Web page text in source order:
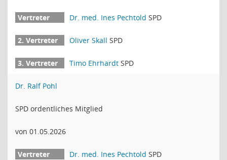
Dr. med. Ines Pechtold SPD
Oliver Skall SPD
Timo Ehrhardt SPD
Dr. Ralf Pohl
SPD ordentliches Mitglied
von 01.05.2026
Dr. med. Ines Pechtold SPD